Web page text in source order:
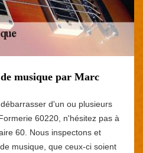
musique par Marc
d'un ou plusieurs
60220, n'hésitez pas à
60. Nous inspectons et
musique, que ceux-ci soient